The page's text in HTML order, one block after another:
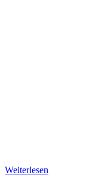
Weiterlesen